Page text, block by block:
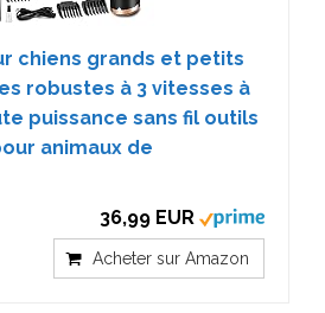
chiens grands et petits
robustes à 3 vitesses à
puissance sans fil outils
animaux de
36,99 EUR
Acheter sur Amazon